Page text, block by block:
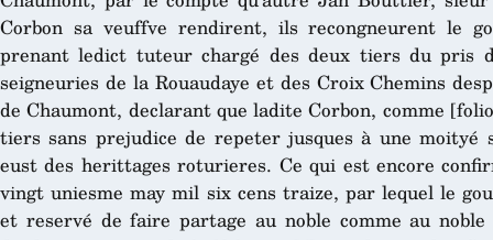
Corbon sa veuffve rendirent, ils recongneurent le
prenant ledict tuteur chargé des deux tiers du pris
seigneuries de la Rouaudaye et des Croix Chemins
de Chaumont, declarant que ladite Corbon, comme
tiers sans prejudice de repeter jusques à une moityé
eust des herittages roturieres. Ce qui est encore
vingt uniesme may mil six cens traize, par lequel le
et reservé de faire partage au noble comme au